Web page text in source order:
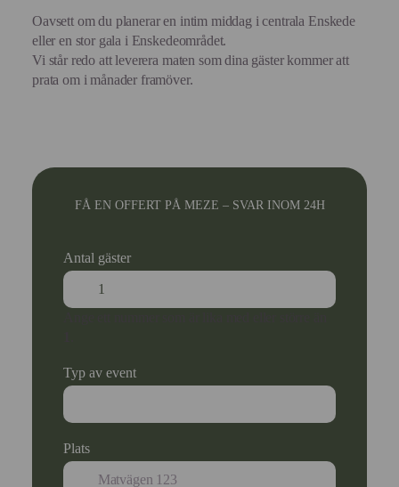
Oavsett om du planerar en intim middag i centrala Enskede
eller en stor gala i Enskedeområdet.
Vi står redo att leverera maten som dina gäster kommer att
prata om i månader framöver.
FÅ EN OFFERT PÅ MEZE – SVAR INOM 24H
Antal gäster
Typ av event
Plats